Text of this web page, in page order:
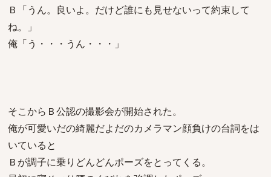
Ｂ「うん。良いよ。だけど誰にも見せないって約束して
ね。」
俺「う・・・うん・・・」
そこからＢ公認の撮影会が開始された。
俺が可愛いだの綺麗だよだのカメラマン顔負けの台詞をは
いていると
Ｂが調子に乗りどんどんポーズをとってくる。